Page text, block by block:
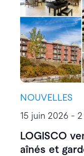
NOUVELLES
15 juin 2026 -
LOGISCO
aînés et